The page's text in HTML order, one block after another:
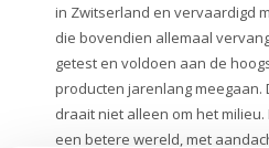
in Zwitserland en vervaardigd
die bovendien allemaal
getest en voldoen aan de
producten jarenlang
draait niet alleen om het
een betere wereld, met